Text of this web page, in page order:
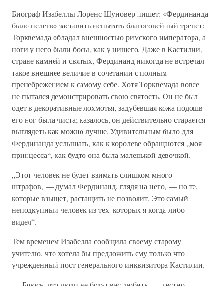
Биограф Изабеллы Лоренс Шуновер пишет: «Фердинанда
было нелегко заставить испытать благоговейный трепет:
Торквемада обладал внешностью римского императора, а
ноги у него были босы, как у нищего. Даже в Кастилии,
стране камней и святых, Фердинанд никогда не встречал
такое внешнее величие в сочетании с полным
пренебрежением к самому себе. Хотя Торквемада вовсе
не пытался демонстрировать свою святость. Он не был
одет в декоративные лохмотья, задубевшая кожа подошв
его ног была чиста; казалось, он действительно старается
выглядеть как можно лучше. Удивительным было для
Фердинанда услышать, как к королеве обращаются „моя
принцесса“, как будто она была маленькой девочкой.
„Этот человек не будет взимать слишком много
штрафов, — думал Фердинанд, глядя на него, — но те,
которые взыщет, растащить не позволит. Это самый
неподкупный человек из тех, которых я когда-либо
видел“.
Тем временем Изабелла сообщила своему старому
учителю, что хотела бы предложить ему только что
учрежденный пост генерального инквизитора Кастилии.